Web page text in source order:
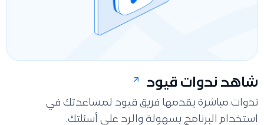
شاهد ندوات قيود
ندوات مباشرة يقدمها فريق قيود لمساعدتك في
استخدام البرنامج بسهولة والرد على أسئلتك.